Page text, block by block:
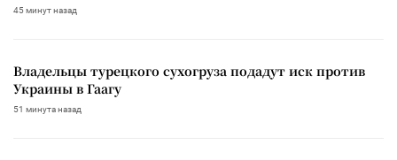
45 минут назад
Владельцы турецкого сухогруза подадут иск против
Украины в Гаагу
51 минута назад